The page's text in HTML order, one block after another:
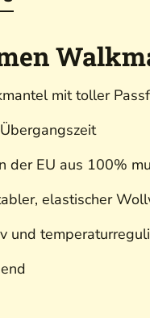
mit toller
der EU aus 100%
elastischer
und